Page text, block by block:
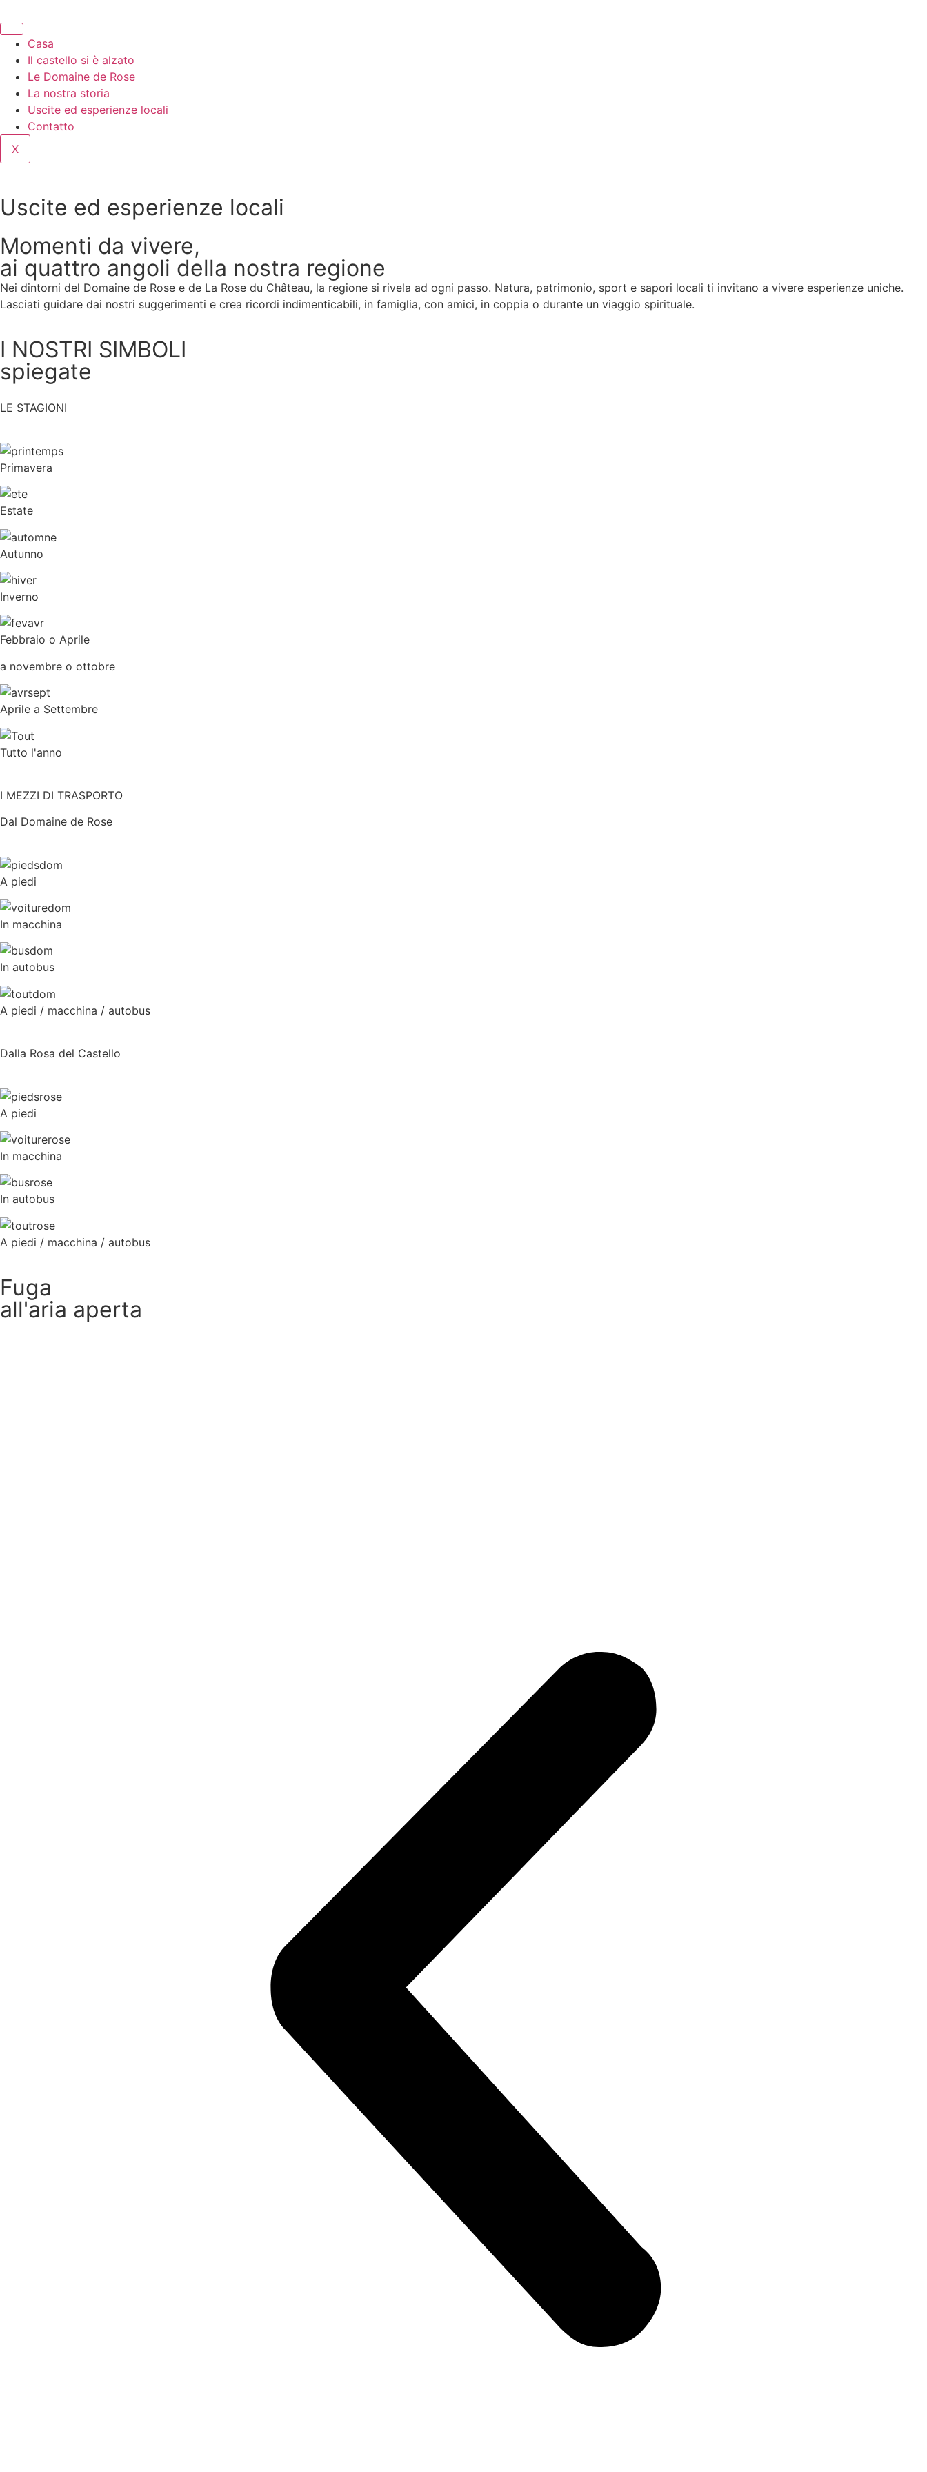
Casa
Il castello si è alzato
Le Domaine de Rose
La nostra storia
Uscite ed esperienze locali
Contatto
X
Uscite ed esperienze locali
Momenti da vivere,
ai quattro angoli della nostra regione
Nei dintorni del Domaine de Rose e de La Rose du Château, la regione si rivela ad ogni passo. Natura, patrimonio, sport e sapori locali ti invitano a vivere esperienze uniche.
Lasciati guidare dai nostri suggerimenti e crea ricordi indimenticabili, in famiglia, con amici, in coppia o durante un viaggio spirituale.
I NOSTRI SIMBOLI
spiegate
LE STAGIONI
Primavera
Estate
Autunno
Inverno
Febbraio o Aprile
a novembre o ottobre
Aprile a Settembre
Tutto l'anno
I MEZZI DI TRASPORTO
Dal Domaine de Rose
A piedi
In macchina
In autobus
A piedi / macchina / autobus
Dalla Rosa del Castello
A piedi
In macchina
In autobus
A piedi / macchina / autobus
Fuga
all'aria aperta